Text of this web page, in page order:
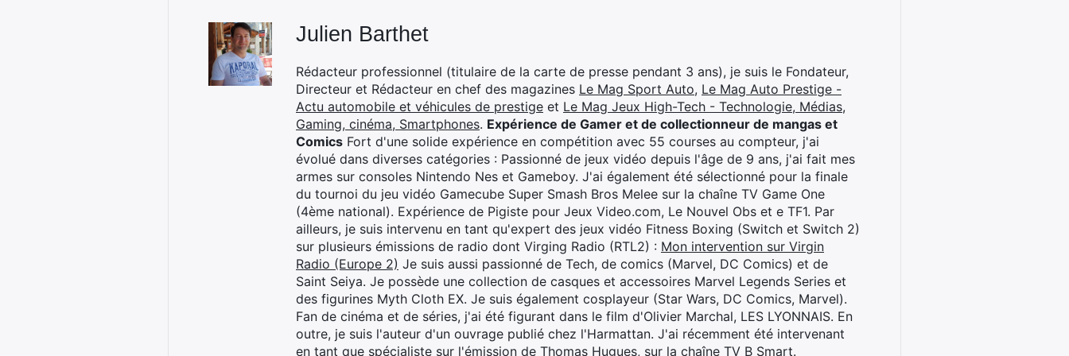
Julien Barthet
Rédacteur professionnel (titulaire de la carte de presse pendant 3 ans), je suis le Fondateur,
Directeur et Rédacteur en chef des magazines Le Mag Sport Auto, Le Mag Auto Prestige -
Actu automobile et véhicules de prestige et Le Mag Jeux High-Tech - Technologie, Médias,
Gaming, cinéma, Smartphones. Expérience de Gamer et de collectionneur de mangas et
Comics Fort d'une solide expérience en compétition avec 55 courses au compteur, j'ai
évolué dans diverses catégories : Passionné de jeux vidéo depuis l'âge de 9 ans, j'ai fait mes
armes sur consoles Nintendo Nes et Gameboy. J'ai également été sélectionné pour la finale
du tournoi du jeu vidéo Gamecube Super Smash Bros Melee sur la chaîne TV Game One
(4ème national). Expérience de Pigiste pour Jeux Video.com, Le Nouvel Obs et e TF1. Par
ailleurs, je suis intervenu en tant qu'expert des jeux vidéo Fitness Boxing (Switch et Switch 2)
sur plusieurs émissions de radio dont Virging Radio (RTL2) : Mon intervention sur Virgin
Radio (Europe 2) Je suis aussi passionné de Tech, de comics (Marvel, DC Comics) et de
Saint Seiya. Je possède une collection de casques et accessoires Marvel Legends Series et
des figurines Myth Cloth EX. Je suis également cosplayeur (Star Wars, DC Comics, Marvel).
Fan de cinéma et de séries, j'ai été figurant dans le film d'Olivier Marchal, LES LYONNAIS. En
outre, je suis l'auteur d'un ouvrage publié chez l'Harmattan. J'ai récemment été intervenant
en tant que spécialiste sur l'émission de Thomas Hugues, sur la chaîne TV B Smart.